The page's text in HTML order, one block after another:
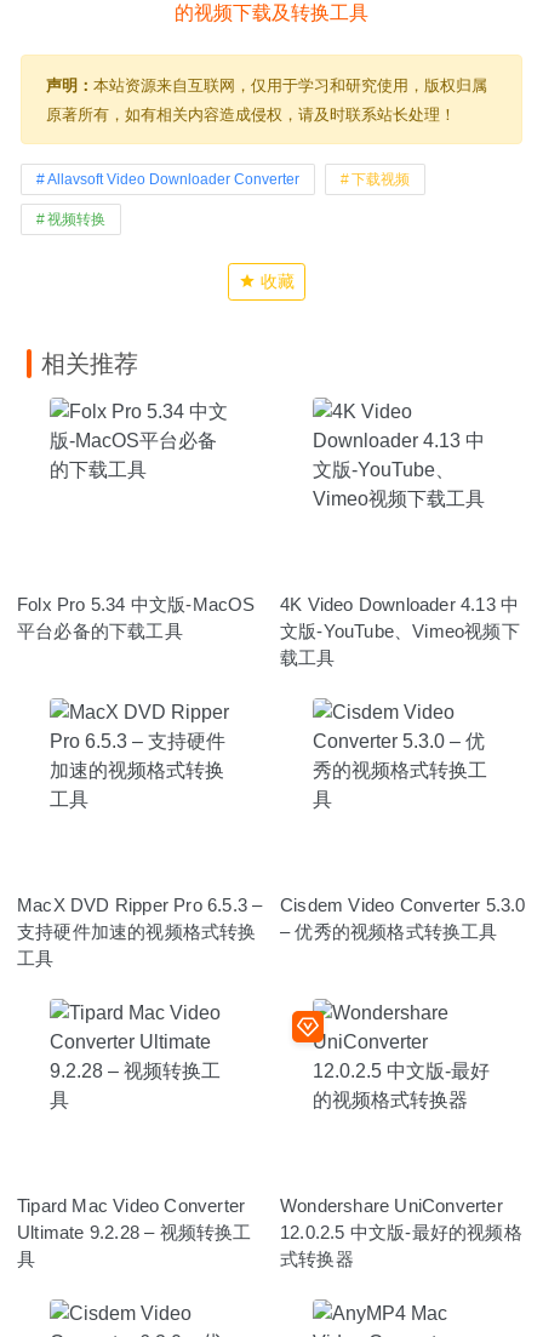
声明： 本站资源来自互联网，仅用于学习和研究使用，版权归属
原著所有，如有相关内容造成侵权，请及时联系站长处理！
Allavsoft Video Downloader Converter 下载视频
视频转换
收藏
相关推荐
Folx Pro 5.34 中文版-MacOS
平台必备的下载工具
4K Video Downloader 4.13 中
文版-YouTube、Vimeo视频下
载工具
MacX DVD Ripper Pro 6.5.3 –
支持硬件加速的视频格式转换
工具
Cisdem Video Converter 5.3.0
– 优秀的视频格式转换工具
Tipard Mac Video Converter
Ultimate 9.2.28 – 视频转换工
具
Wondershare UniConverter
12.0.2.5 中文版-最好的视频格
式转换器